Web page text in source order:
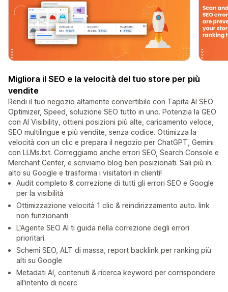
Migliora il SEO e la velocità del tuo store per più
vendite
Rendi il tuo negozio altamente convertibile con Tapita AI SEO
Optimizer, Speed, soluzione SEO tutto in uno. Potenzia la GEO
con AI Visibility, ottieni posizioni più alte, caricamento veloce,
SEO multilingue e più vendite, senza codice. Ottimizza la
velocità con un clic e prepara il negozio per ChatGPT, Gemini
con LLMs.txt. Correggiamo anche errori SEO, Search Console e
Merchant Center, e scriviamo blog ben posizionati. Sali più in
alto su Google e trasforma i visitatori in clienti!
Audit completo & correzione di tutti gli errori SEO e Google
per la visibilità
Ottimizzazione velocità 1 clic & reindirizzamento auto. link
non funzionanti
L'Agente SEO AI ti guida nella correzione degli errori
prioritari.
Schemi SEO, ALT di massa, report backlink per ranking più
alti su Google
Metadati AI, contenuti & ricerca keyword per corrispondere
all'intento di ricerc